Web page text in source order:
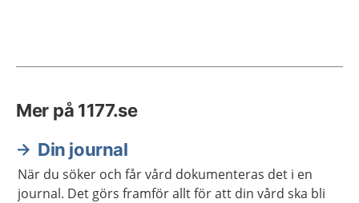
Mer på 1177.se
Din journal
När du söker och får vård dokumenteras det i en
journal. Det görs framför allt för att din vård ska bli